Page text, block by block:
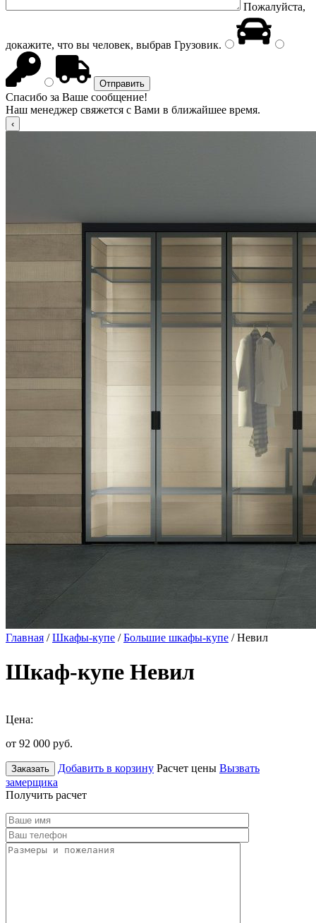
Пожалуйста,
докажите, что вы человек, выбрав Грузовик.
Спасибо за Ваше сообщение!
Наш менеджер свяжется с Вами в ближайшее время.
Главная /Шкафы-купе /Большие шкафы-купе / Невил
Шкаф-купе Невил
Цена:
от 92 000 руб.
Заказать Добавить в корзину Расчет цены Вызвать
замерщика
Получить расчет